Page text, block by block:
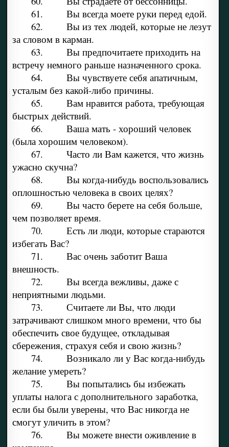
61. Вы всегда моете руки перед едой.
62. Вы из тех людей, которые не лезут
за словом в карман.
63. Вы предпочитаете приходить на
встречу немного раньше назначенного срока.
64. Вы чувствуете себя апатичным,
усталым без какой-либо причины.
65. Вам нравится работа, требующая
быстрых действий.
66. Ваша мать - хороший человек
(была хорошим человеком).
67. Часто ли Вам кажется, что жизнь
ужасно скучна?
68. Вы когда-нибудь воспользовались
оплошностью человека в своих целях?
69. Вы часто берете на себя больше,
чем позволяет время.
70. Есть ли люди, которые стараются
избегать Вас?
71. Вас очень заботит Ваша
внешность.
72. Вы всегда вежливы, даже с
неприятными людьми.
73. Считаете ли Вы, что люди
затрачивают слишком много времени, что бы
обеспечить свое будущее, откладывая
сбережения, страхуя себя и свою жизнь?
74. Возникало ли у Вас когда-нибудь
желание умереть?
75. Вы попытались бы избежать
уплаты налога с дополнительного заработка,
если бы были уверены, что Вас никогда не
смогут уличить в этом?
76. Вы можете внести оживление в